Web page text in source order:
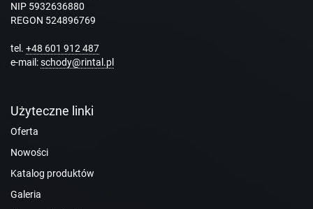
NIP 5932636880
REGON 524896769
tel. +48 601 912 487
e-mail:schody@rintal.pl
Użyteczne linki
Oferta
Nowości
Katalog produktów
Galeria